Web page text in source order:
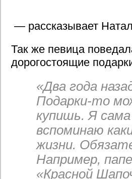
— рассказывает
Так же певица
дорогостоящие
«Два года
Подарки-то
купишь. Я
вспоминаю
жизни.
Например,
«Красной